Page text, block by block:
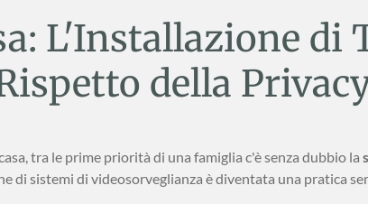
L'Installazione di
della
tra le prime priorità di una famiglia c'è senza dubbio la
di sistemi di videosorveglianza è diventata una pratica